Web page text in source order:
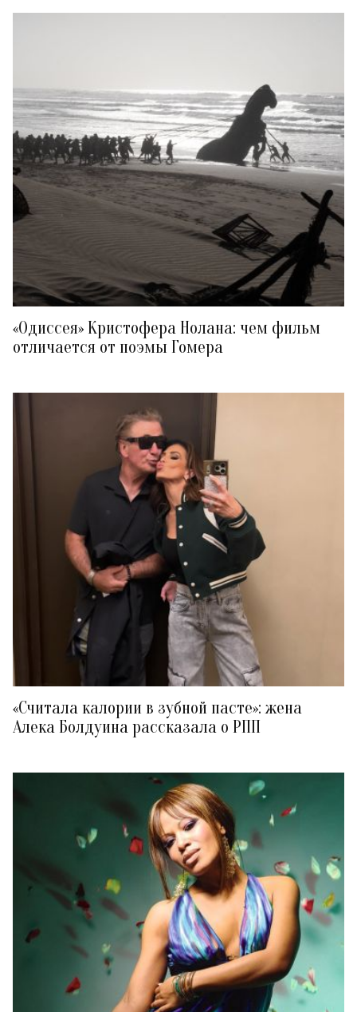
«Одиссея» Кристофера Нолана: чем фильм
отличается от поэмы Гомера
«Считала калории в зубной пасте»: жена
Алека Болдуина рассказала о РПП